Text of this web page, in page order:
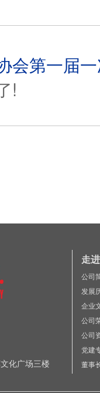
会第一届
!
化广场三楼
走
公司
发展
企业
公司
公司
党建
董事